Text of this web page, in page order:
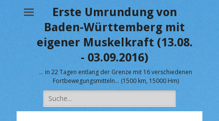
Erste Umrundung von
Baden-Württemberg mit
eigener Muskelkraft (13.08.
- 03.09.2016)
… in 22 Tagen entlang der Grenze mit 16 verschiedenen
Fortbewegungsmitteln… (1500 km, 15000 Hm)
Suche
nach: